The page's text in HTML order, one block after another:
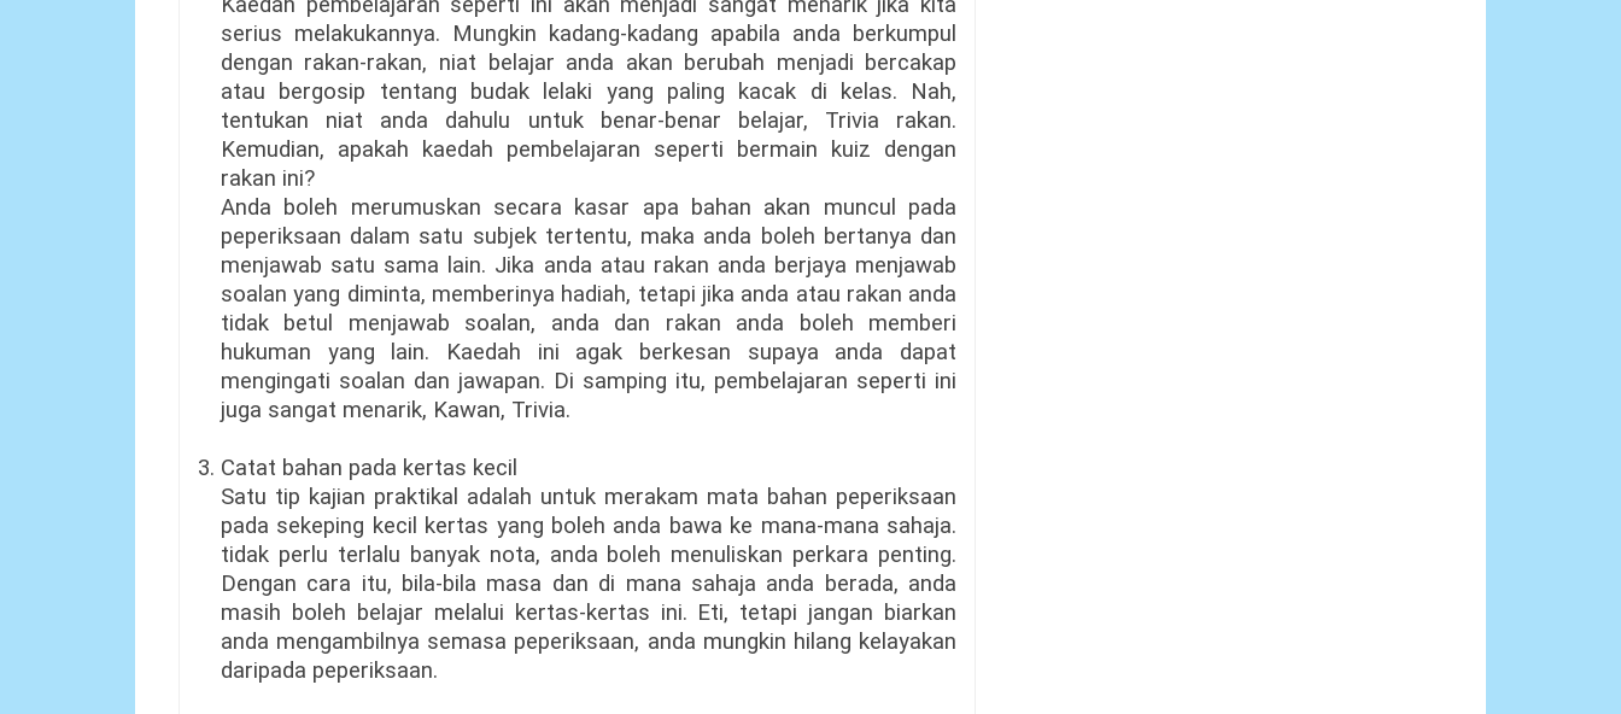
serius melakukannya. Mungkin kadang-kadang apabila anda berkumpul
dengan rakan-rakan, niat belajar anda akan berubah menjadi bercakap
atau bergosip tentang budak lelaki yang paling kacak di kelas. Nah,
tentukan niat anda dahulu untuk benar-benar belajar, Trivia rakan.
Kemudian, apakah kaedah pembelajaran seperti bermain kuiz dengan
rakan ini?
Anda boleh merumuskan secara kasar apa bahan akan muncul pada
peperiksaan dalam satu subjek tertentu, maka anda boleh bertanya dan
menjawab satu sama lain. Jika anda atau rakan anda berjaya menjawab
soalan yang diminta, memberinya hadiah, tetapi jika anda atau rakan anda
tidak betul menjawab soalan, anda dan rakan anda boleh memberi
hukuman yang lain. Kaedah ini agak berkesan supaya anda dapat
mengingati soalan dan jawapan. Di samping itu, pembelajaran seperti ini
juga sangat menarik, Kawan, Trivia.
3. Catat bahan pada kertas kecil
Satu tip kajian praktikal adalah untuk merakam mata bahan peperiksaan
pada sekeping kecil kertas yang boleh anda bawa ke mana-mana sahaja.
tidak perlu terlalu banyak nota, anda boleh menuliskan perkara penting.
Dengan cara itu, bila-bila masa dan di mana sahaja anda berada, anda
masih boleh belajar melalui kertas-kertas ini. Eti, tetapi jangan biarkan
anda mengambilnya semasa peperiksaan, anda mungkin hilang kelayakan
daripada peperiksaan.